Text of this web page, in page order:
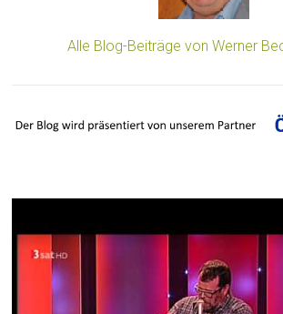
Alle Blog-Beiträge von Werner